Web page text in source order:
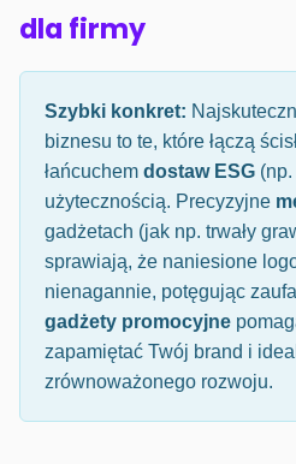
dla firmy
Szybki konkret:
biznesu to te, które łączą
łańcuchem dostaw ESG
użytecznością. Precyzyjne
gadżetach (jak np. trwały
sprawiają, że naniesione
nienagannie, potęgując
gadżety promocyjne
zapamiętać Twój brand i
zrównoważonego rozwoju.